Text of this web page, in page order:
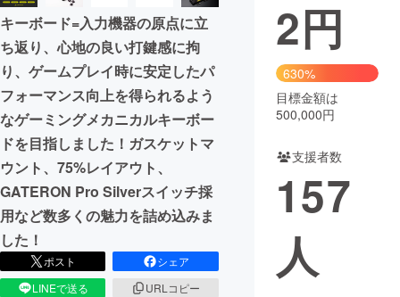
まちづくり・地域活性化
CAMPFIRE for Social Good
CAMPFIRE Creation
CAMPFIREふるさと納税machi-ya コミュニティ
キーボード=入力機器の原点に立
ち返り、心地の良い打鍵感に拘
り、ゲームプレイ時に安定したパ
フォーマンス向上を得られるよう
なゲーミングメカニカルキーボー
ドを目指しました！ガスケットマ
ウント、75%レイアウト、
GATERON Pro Silverスイッチ採
用など数多くの魅力を詰め込みま
した！
ポスト
シェア
LINEで送る
URLコピー
2円
630%
目標金額は
500,000円
支援者数
157
人